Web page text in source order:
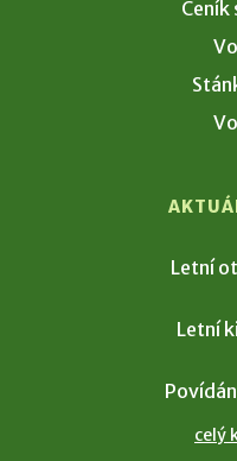
Ceník
Letní
Letní
celý